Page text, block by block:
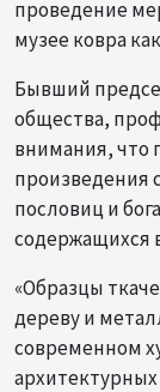
проведение
музее ковра
Бывший
общества,
внимания, что
произведения
пословиц и
содержащихся
«Образцы
дереву и
современном